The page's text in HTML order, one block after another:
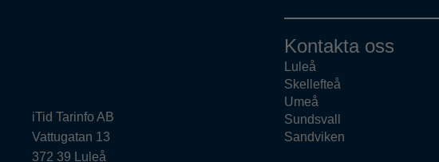
iTid Tarinfo AB
Vattugatan 13
372 39 Luleå
Kontakta oss
Luleå
Skellefteå
Umeå
Sundsvall
Sandviken